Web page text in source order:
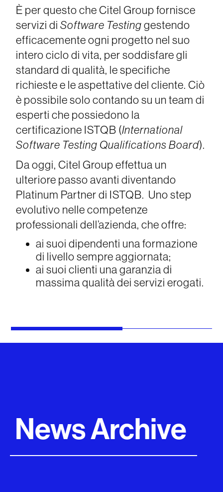
È per questo che Citel Group fornisce
servizi diSoftware Testing gestendo
efficacemente ogni progetto nel suo
intero ciclo di vita, per soddisfare gli
standard di qualità, le specifiche
richieste e le aspettative del cliente. Ciò
è possibile solo contando su un team di
esperti che possiedono la
certificazione ISTQB (International
Software Testing Qualifications Board).
Da oggi, Citel Group effettua un
ulteriore passo avanti diventando
Platinum Partner di ISTQB. Uno step
evolutivo nelle competenze
professionali dell’azienda, che offre:
ai suoi dipendenti una formazione
di livello sempre aggiornata;
ai suoi clienti una garanzia di
massima qualità dei servizi erogati.
News Archive